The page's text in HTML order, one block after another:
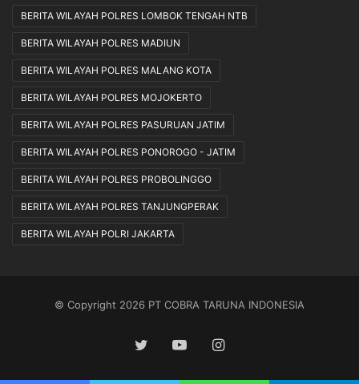
BERITA WILAYAH POLRES LOMBOK TENGAH NTB
BERITA WILAYAH POLRES MADIUN
BERITA WILAYAH POLRES MALANG KOTA
BERITA WILAYAH POLRES MOJOKERTO
BERITA WILAYAH POLRES PASURUAN JATIM
BERITA WILAYAH POLRES PONOROGO - JATIM
BERITA WILAYAH POLRES PROBOLINGGO
BERITA WILAYAH POLRES TANJUNGPERAK
BERITA WILAYAH POLRI JAKARTA
© Copyright 2026 PT COBRA TARUNA INDONESIA
TwitterYouTubeInstagram